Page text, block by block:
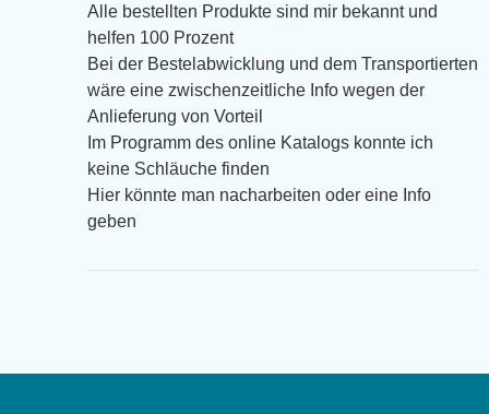
Alle bestellten Produkte sind mir bekannt und
helfen 100 Prozent
Bei der Bestelabwicklung und dem Transportierten
wäre eine zwischenzeitliche Info wegen der
Anlieferung von Vorteil
Im Programm des online Katalogs konnte ich
keine Schläuche finden
Hier könnte man nacharbeiten oder eine Info
geben